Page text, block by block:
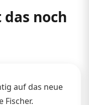
noch
auf das neue
Fischer.